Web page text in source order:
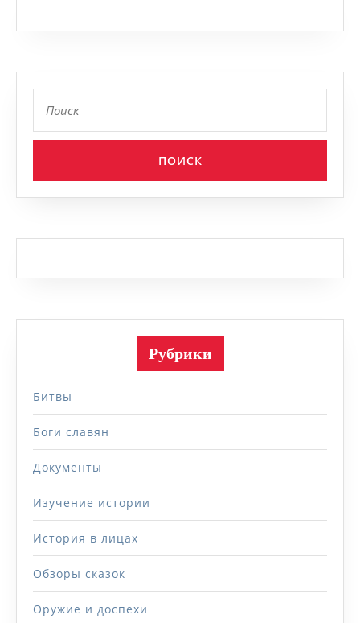
Рубрики
Битвы
Боги славян
Документы
Изучение истории
История в лицах
Обзоры сказок
Оружие и доспехи